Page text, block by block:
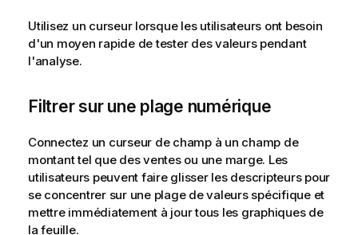
Utilisez un curseur lorsque les utilisateurs ont besoin
d'un moyen rapide de tester des valeurs pendant
l'analyse.
Filtrer sur une plage numérique
Connectez un curseur de champ à un champ de
montant tel que des ventes ou une marge. Les
utilisateurs peuvent faire glisser les descripteurs pour
se concentrer sur une plage de valeurs spécifique et
mettre immédiatement à jour tous les graphiques de
la feuille.